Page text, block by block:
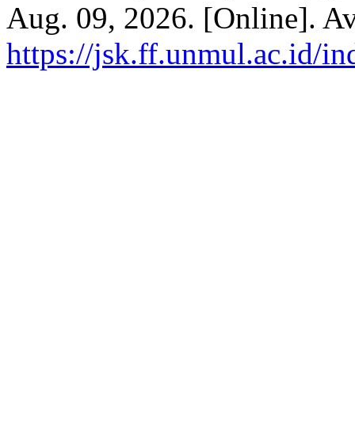
Aug. 09, 2026. [Online].
https://jsk.ff.unmul.ac.id/